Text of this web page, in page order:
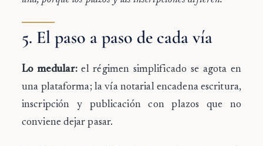
5. El paso a paso de cada vía
Lo medular:el régimen simplificado se agota en
una plataforma; la vía notarial encadena escritura,
inscripción y publicación con plazos que no
conviene dejar pasar.